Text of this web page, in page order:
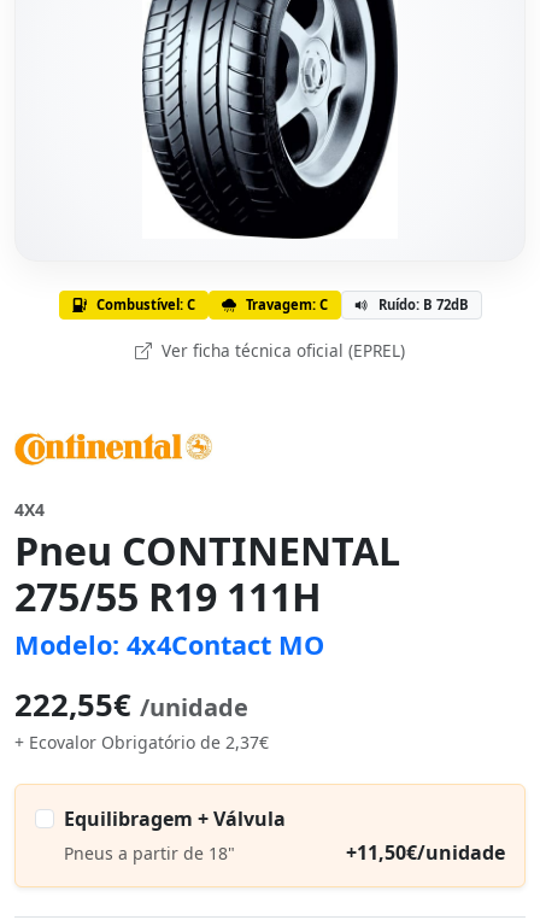
Combustível: C Travagem: C Ruído: B 72dB
Ver ficha técnica oficial (EPREL)
4X4
Pneu CONTINENTAL
275/55 R19 111H
Modelo: 4x4Contact MO
222,55€ /unidade
+ Ecovalor Obrigatório de 2,37€
Equilibragem + Válvula
Pneus a partir de 18" +11,50€/unidade